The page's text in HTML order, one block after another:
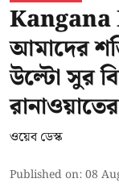
আমাদের
উল্টো সুর
রানাওয়াতের
ওয়েব ডেস্ক
Published on:08